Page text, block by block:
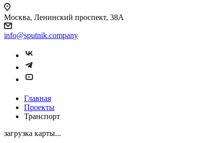
Москва, Ленинский проспект, 38А
info@sputnik.company
Главная
Проекты
Транспорт
загрузка карты...